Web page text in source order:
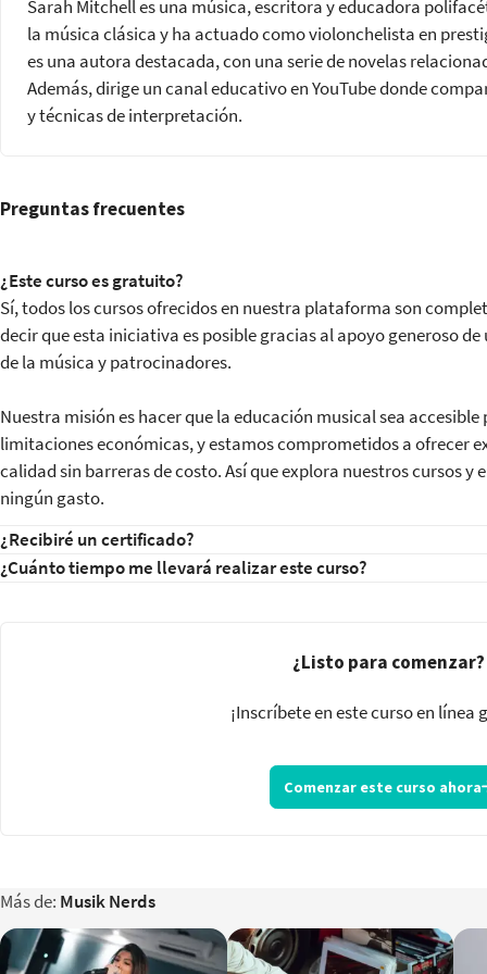
Review of key concepts and takeaways
Submission of the final project
Course completion certificate
Sarah Mitchell es una música, escritora y educadora
la música clásica y ha actuado como violonchelista en
es una autora destacada, con una serie de novelas
Además, dirige un canal educativo en YouTube donde
y técnicas de interpretación.
Preguntas frecuentes
¿Este curso es gratuito?
Sí, todos los cursos ofrecidos en nuestra plataforma son
decir que esta iniciativa es posible gracias al apoyo generoso
de la música y patrocinadores.
Nuestra misión es hacer que la educación musical sea
limitaciones económicas, y estamos comprometidos a ofrecer
calidad sin barreras de costo. Así que explora nuestros cursos
ningún gasto.
¿Recibiré un certificado?
¿Cuánto tiempo me llevará realizar este curso?
¿Listo para comenzar?
¡Inscríbete en este curso en línea
Comenzar este curso ahora
Más de: Musik Nerds